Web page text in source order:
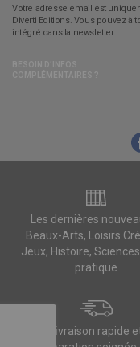
Votre adresse email est
Diverti Editions. Vous pouvez
intégré dans la newsletter.
Les dernières
Beaux-Arts, Loisirs
Jeux, Histoire,
pratique
Livraison rapide